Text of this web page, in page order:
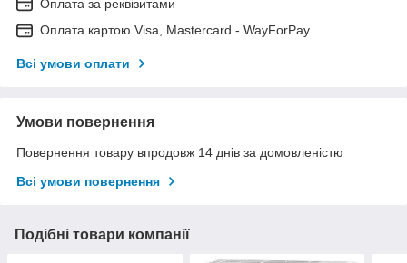
Оплата за реквізитами
Оплата картою Visa, Mastercard - WayForPay
Всі умови оплати
Умови повернення
Повернення товару впродовж 14 днів за домовленістю
Всі умови повернення
Подібні товари компанії